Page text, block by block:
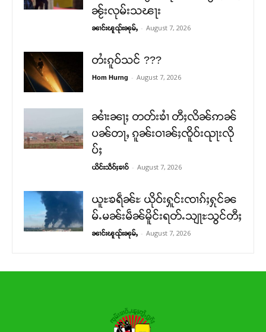
ၼႂ်းလုမ်းသၽႃး
ၼၢင်းၽူၺ်းၼုမ်ႇ - August 7, 2026
တႆးၵူဝ်သင် ???
Hom Hurng - August 7, 2026
ၼၢႆးၼႃႈ တတ်းၶၢႆ တီႈလိၼ်ဢၼ်
ပၼ်တႃႇ ၵူၼ်းဝၢၼ်ႈၸိူဝ်းၺႃးလို
ပ်ႈ
ယိင်းသဵဝ်ႈၶၢဝ် - August 7, 2026
ယူႊၶရဵၼ်ႊ ယိုဝ်းႁူင်းၸၢၵ်ႈႁုင်ၼ
မ်ႉမၼ်းမဵၼ်မိူင်းရတ်ႉသျႃႊသွင်တီႈ
ၼၢင်းၽူၺ်းၼုမ်ႇ - August 7, 2026